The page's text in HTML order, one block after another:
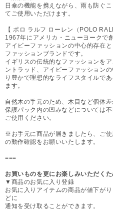
日傘の機能を携えながら、雨も防ぐ
てご使用いただけます。
【 ポロ ラルフ ローレン（POLO
1967年にアメリカ・ニューヨークで
アイビーファッションの中心的存在
ファッションブランドです。
イギリスの伝統的なファッションを
ントラッド、アイビーファッション
り豊かで理想的なライフスタイルで
ます。
自然木の手元のため、木目など個体差
保護パック内の凹みなどについては
ご使用ください。
※お手元に商品が届きましたら、ご
の動作確認をお願いいたします。
===
お買いものを更にお楽しみいただくた
▼商品のお気に入り登録
お気に入りアイテムの商品が値下が
どに
通知を受け取ることができます。